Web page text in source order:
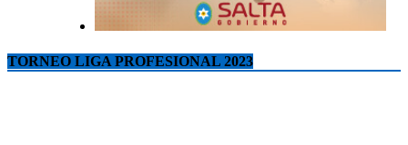
TORNEO LIGA PROFESIONAL 2023